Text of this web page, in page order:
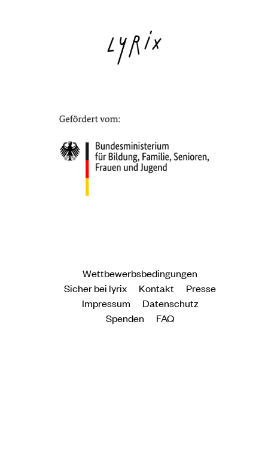
Wettbewerbsbedingungen
Sicher bei lyrix
Kontakt
Presse
Impressum
Datenschutz
Spenden
FAQ